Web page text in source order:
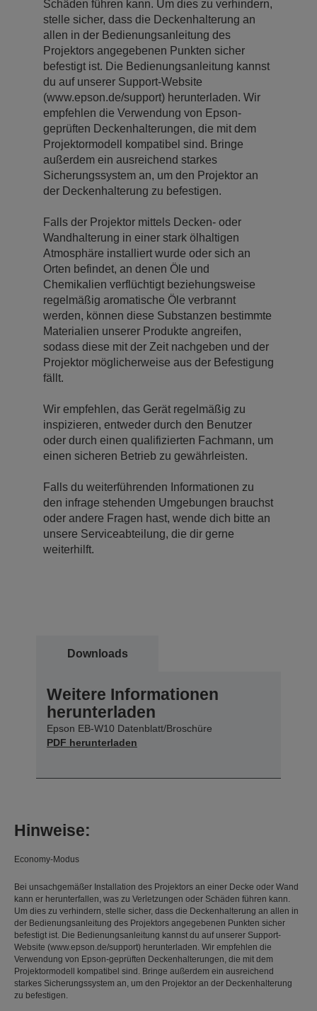
Schäden führen kann. Um dies zu verhindern,
stelle sicher, dass die Deckenhalterung an
allen in der Bedienungsanleitung des
Projektors angegebenen Punkten sicher
befestigt ist. Die Bedienungsanleitung kannst
du auf unserer Support-Website
(www.epson.de/support) herunterladen. Wir
empfehlen die Verwendung von Epson-
geprüften Deckenhalterungen, die mit dem
Projektormodell kompatibel sind. Bringe
außerdem ein ausreichend starkes
Sicherungssystem an, um den Projektor an
der Deckenhalterung zu befestigen.
Falls der Projektor mittels Decken- oder
Wandhalterung in einer stark ölhaltigen
Atmosphäre installiert wurde oder sich an
Orten befindet, an denen Öle und
Chemikalien verflüchtigt beziehungsweise
regelmäßig aromatische Öle verbrannt
werden, können diese Substanzen bestimmte
Materialien unserer Produkte angreifen,
sodass diese mit der Zeit nachgeben und der
Projektor möglicherweise aus der Befestigung
fällt.
Wir empfehlen, das Gerät regelmäßig zu
inspizieren, entweder durch den Benutzer
oder durch einen qualifizierten Fachmann, um
einen sicheren Betrieb zu gewährleisten.
Falls du weiterführenden Informationen zu
den infrage stehenden Umgebungen brauchst
oder andere Fragen hast, wende dich bitte an
unsere Serviceabteilung, die dir gerne
weiterhilft.
Downloads
Weitere Informationen
herunterladen
Epson EB-W10 Datenblatt/Broschüre
PDF herunterladen
Hinweise:
Economy-Modus
Bei unsachgemäßer Installation des Projektors an einer Decke oder Wand
kann er herunterfallen, was zu Verletzungen oder Schäden führen kann.
Um dies zu verhindern, stelle sicher, dass die Deckenhalterung an allen in
der Bedienungsanleitung des Projektors angegebenen Punkten sicher
befestigt ist. Die Bedienungsanleitung kannst du auf unserer Support-
Website (www.epson.de/support) herunterladen. Wir empfehlen die
Verwendung von Epson-geprüften Deckenhalterungen, die mit dem
Projektormodell kompatibel sind. Bringe außerdem ein ausreichend
starkes Sicherungssystem an, um den Projektor an der Deckenhalterung
zu befestigen.